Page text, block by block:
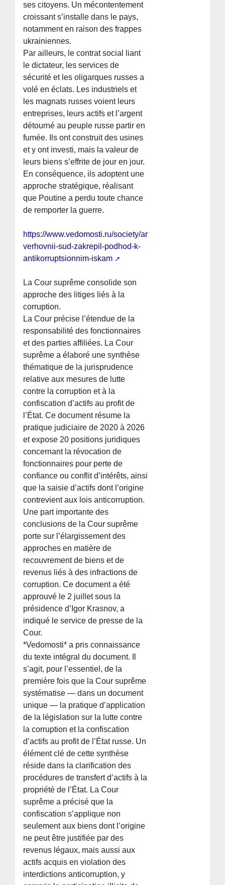
ses citoyens. Un mécontentement
croissant s’installe dans le pays,
notamment en raison des frappes
ukrainiennes.
Par ailleurs, le contrat social liant
le dictateur, les services de
sécurité et les oligarques russes a
volé en éclats. Les industriels et
les magnats russes voient leurs
entreprises, leurs actifs et l’argent
détourné au peuple russe partir en
fumée. Ils ont construit des usines
et y ont investi, mais la valeur de
leurs biens s’effrite de jour en jour.
En conséquence, ils adoptent une
approche stratégique, réalisant
que Poutine a perdu toute chance
de remporter la guerre.
https://www.vedomosti.ru/society/articles/2026/07/03/
verhovnii-sud-zakrepil-podhod-k-
antikorruptsionnim-iskam
La Cour suprême consolide son
approche des litiges liés à la
corruption.
La Cour précise l’étendue de la
responsabilité des fonctionnaires
et des parties affiliées. La Cour
suprême a élaboré une synthèse
thématique de la jurisprudence
relative aux mesures de lutte
contre la corruption et à la
confiscation d’actifs au profit de
l’État. Ce document résume la
pratique judiciaire de 2020 à 2026
et expose 20 positions juridiques
concernant la révocation de
fonctionnaires pour perte de
confiance ou conflit d’intérêts, ainsi
que la saisie d’actifs dont l’origine
contrevient aux lois anticorruption.
Une part importante des
conclusions de la Cour suprême
porte sur l’élargissement des
approches en matière de
recouvrement de biens et de
revenus liés à des infractions de
corruption. Ce document a été
approuvé le 2 juillet sous la
présidence d’Igor Krasnov, a
indiqué le service de presse de la
Cour.
*Vedomosti* a pris connaissance
du texte intégral du document. Il
s’agit, pour l’essentiel, de la
première fois que la Cour suprême
systématise — dans un document
unique — la pratique d’application
de la législation sur la lutte contre
la corruption et la confiscation
d’actifs au profit de l’État russe. Un
élément clé de cette synthèse
réside dans la clarification des
procédures de transfert d’actifs à la
propriété de l’État. La Cour
suprême a précisé que la
confiscation s’applique non
seulement aux biens dont l’origine
ne peut être justifiée par des
revenus légaux, mais aussi aux
actifs acquis en violation des
interdictions anticorruption, y